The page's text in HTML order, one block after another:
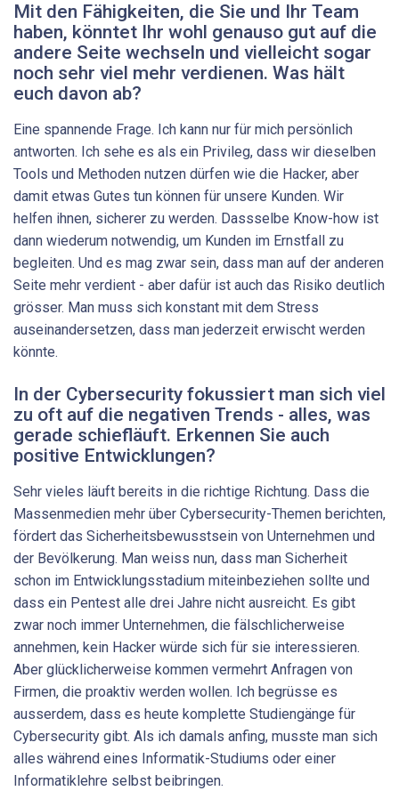
Mit den Fähigkeiten, die Sie und Ihr Team
haben, könntet Ihr wohl genauso gut auf die
andere Seite wechseln und vielleicht sogar
noch sehr viel mehr verdienen. Was hält
euch davon ab?
Eine spannende Frage. Ich kann nur für mich persönlich
antworten. Ich sehe es als ein Privileg, dass wir dieselben
Tools und Methoden nutzen dürfen wie die Hacker, aber
damit etwas Gutes tun können für unsere Kunden. Wir
helfen ihnen, sicherer zu werden. Dassselbe Know-how ist
dann wiederum notwendig, um Kunden im Ernstfall zu
begleiten. Und es mag zwar sein, dass man auf der anderen
Seite mehr verdient - aber dafür ist auch das Risiko deutlich
grösser. Man muss sich konstant mit dem Stress
auseinandersetzen, dass man jederzeit erwischt werden
könnte.
In der Cybersecurity fokussiert man sich viel
zu oft auf die negativen Trends - alles, was
gerade schiefläuft. Erkennen Sie auch
positive Entwicklungen?
Sehr vieles läuft bereits in die richtige Richtung. Dass die
Massenmedien mehr über Cybersecurity-Themen berichten,
fördert das Sicherheitsbewusstsein von Unternehmen und
der Bevölkerung. Man weiss nun, dass man Sicherheit
schon im Entwicklungsstadium miteinbeziehen sollte und
dass ein Pentest alle drei Jahre nicht ausreicht. Es gibt
zwar noch immer Unternehmen, die fälschlicherweise
annehmen, kein Hacker würde sich für sie interessieren.
Aber glücklicherweise kommen vermehrt Anfragen von
Firmen, die proaktiv werden wollen. Ich begrüsse es
ausserdem, dass es heute komplette Studiengänge für
Cybersecurity gibt. Als ich damals anfing, musste man sich
alles während eines Informatik-Studiums oder einer
Informatiklehre selbst beibringen.